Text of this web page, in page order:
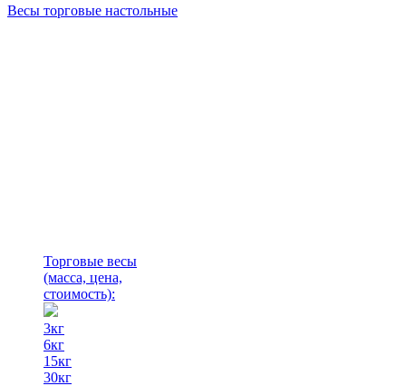
Весы торговые настольные
Торговые весы
(масса, цена,
стоимость):
3кг
6кг
15кг
30кг